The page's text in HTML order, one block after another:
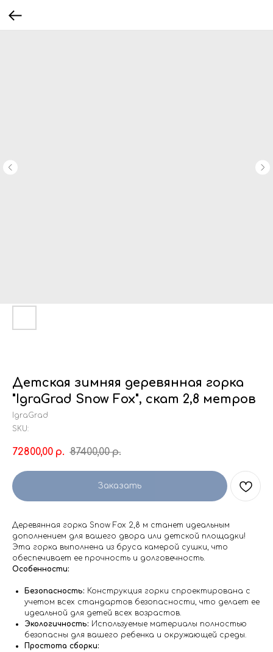
Детская зимняя деревянная горка
"IgraGrad Snow Fox", скат 2,8 метров
IgraGrad
SKU:
72800,00 р. 87400,00 р.
Заказать
Деревянная горка Snow Fox 2,8 м станет идеальным
дополнением для вашего двора или детской площадки!
Эта горка выполнена из бруса камерой сушки, что
обеспечивает ее прочность и долговечность.
Особенности:
Безопасность: Конструкция горки спроектирована с
учетом всех стандартов безопасности, что делает ее
идеальной для детей всех возрастов.
Экологичность: Используемые материалы полностью
безопасны для вашего ребенка и окружающей среды.
Простота сборки: